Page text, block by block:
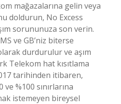
mağazalarına gelin veya
doldurun, No Excess
sorununuza son verin.
ve GB’niz biterse
durdurulur ve aşım
Telekom hat kısıtlama
tarihinden itibaren,
%100 sınırlarına
istemeyen bireysel